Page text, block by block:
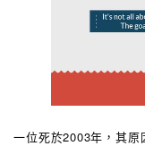
一位死於2003年，其